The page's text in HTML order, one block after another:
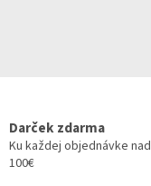
Darček zdarma
Ku každej objednávke nad
100€